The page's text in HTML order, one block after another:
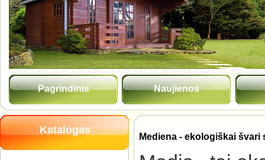
Pagrindinis Naujienos
Katalogas
Mediena - ekologiškai švari